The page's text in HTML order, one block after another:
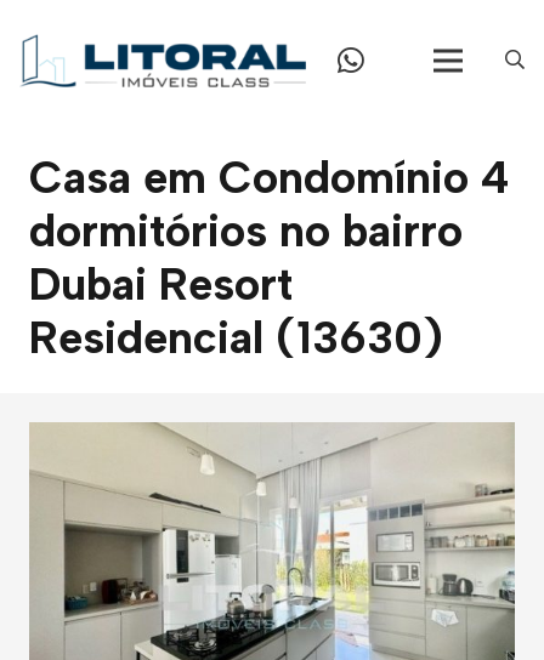
Casa em Condomínio 4
dormitórios no bairro
Dubai Resort
Residencial (13630)